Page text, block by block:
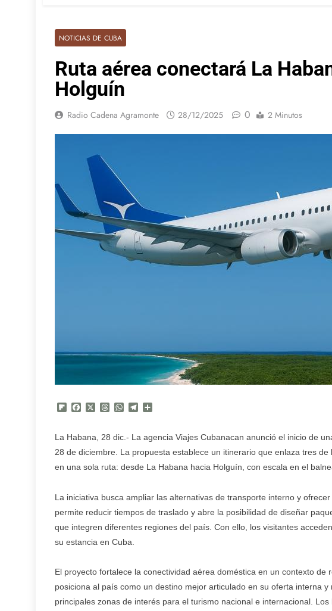
NOTICIAS DE CUBA
Ruta aérea conectará La
Holguín
Radio Cadena Agramonte 28/12/2025 0 2 Minutos
Flipboard
FacebookThreadsWhatsApp
Telegram
La Habana, 28 dic.- La agencia Viajes Cubanacan anunció el inicio de
28 de diciembre. La propuesta establece un itinerario que enlaza tres
en una sola ruta: desde La Habana hacia Holguín, con escala en el
La iniciativa busca ampliar las alternativas de transporte interno y
permite reducir tiempos de traslado y abre la posibilidad de diseñar
que integren diferentes regiones del país. Con ello, los visitantes
su estancia en Cuba.
El proyecto fortalece la conectividad aérea doméstica en un contexto
posiciona al país como un destino mejor articulado en su oferta interna
principales zonas de interés para el turismo nacional e internacional.